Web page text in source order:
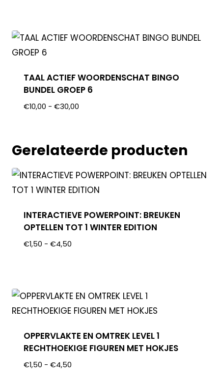
TAAL ACTIEF WOORDENSCHAT BINGO
BUNDEL GROEP 6
€10,00 - €30,00
Gerelateerde producten
INTERACTIEVE POWERPOINT: BREUKEN
OPTELLEN TOT 1 WINTER EDITION
€1,50 - €4,50
OPPERVLAKTE EN OMTREK LEVEL 1
RECHTHOEKIGE FIGUREN MET HOKJES
€1,50 - €4,50